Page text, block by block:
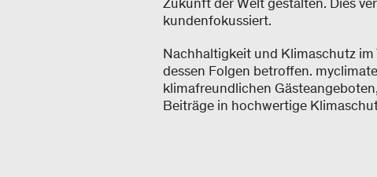
kundenfokussiert.
Nachhaltigkeit und Klimaschutz
dessen Folgen betroffen.
klimafreundlichen
Beiträge in hochwertige